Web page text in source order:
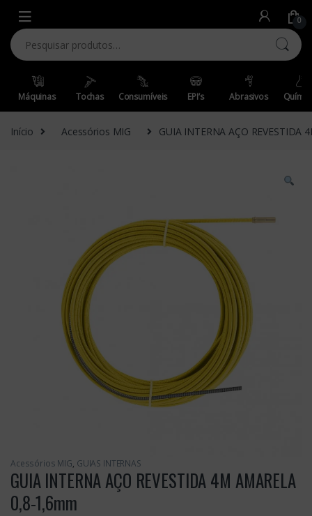
0
Pesquisar por:
Máquinas Tochas Consumíveis EPI’s Abrasivos
Início Acessórios MIG GUIA INTERNA AÇO REVESTIDA
Acessórios MIG, GUIAS INTERNAS
GUIA INTERNA AÇO REVESTIDA 4M AMARELA
0,8-1,6mm